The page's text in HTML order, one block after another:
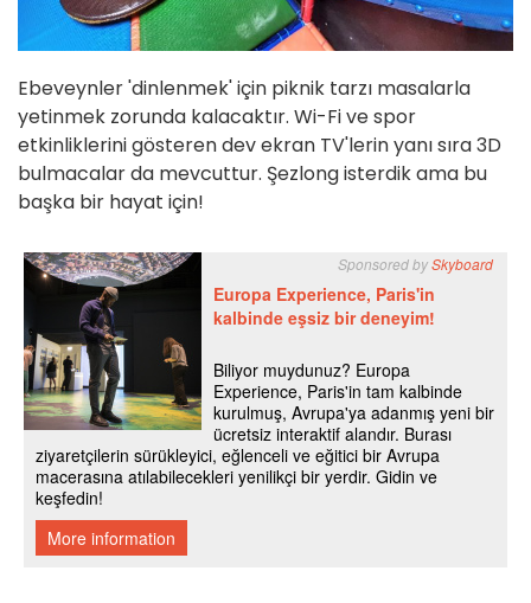
Ebeveynler 'dinlenmek' için piknik tarzı masalarla
yetinmek zorunda kalacaktır. Wi-Fi ve spor
etkinliklerini gösteren dev ekran TV'lerin yanı sıra3D
bulmacalar da mevcuttur. Şezlong isterdik ama bu
başka bir hayat için!